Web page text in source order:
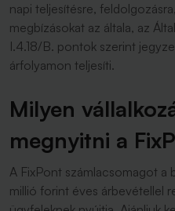
napi teljesítésre,
megbízásokat az általa, az
I.4.18/B. pontok szerint
árfolyamon teljesíti.
Milyen
megnyitni a
A FixPont számlacsomagot a
millió forint éves árbevétellel